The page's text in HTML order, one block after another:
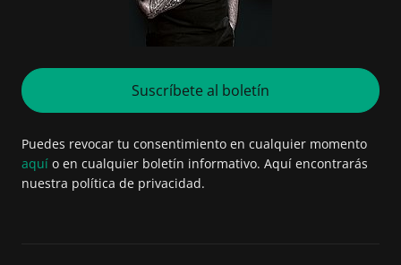
Suscríbete al boletín
Puedes revocar tu consentimiento en cualquier momento
aquí o en cualquier boletín informativo. Aquí encontrarás
nuestra política de privacidad.